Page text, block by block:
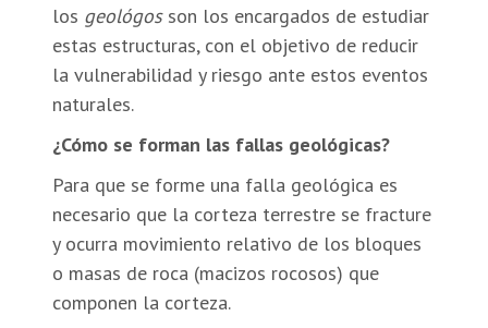
los geológosson los encargados de estudiar
estas estructuras, con el objetivo de reducir
la vulnerabilidad y riesgo ante estos eventos
naturales.
¿Cómo se forman las fallas geológicas?
Para que se forme una falla geológica es
necesario que la corteza terrestre se fracture
y ocurra movimiento relativo de los bloques
o masas de roca (macizos rocosos) que
componen la corteza.